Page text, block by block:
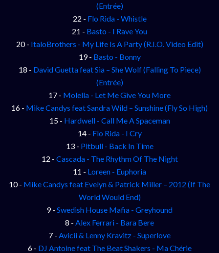
(Entrée)
22 - Flo Rida - Whistle
21 - Basto - I Rave You
20 - ItaloBrothers - My Life Is A Party (R.I.O. Video Edit)
19 - Basto - Bonny
18 - David Guetta feat Sia – She Wolf (Falling To Piece)
(Entrée)
17 - Molella - Let Me Give You More
16 - Mike Candys feat Sandra Wild – Sunshine (Fly So High)
15 - Hardwell - Call Me A Spaceman
14 - Flo Rida - I Cry
13 - Pitbull - Back In Time
12 - Cascada - The Rhythm Of The Night
11 - Loreen - Euphoria
10 - Mike Candys feat Evelyn & Patrick Miller – 2012 (If The
World Would End)
9 - Swedish House Mafia - Greyhound
8 - Alex Ferrari - Bara Bere
7 - Avicii & Lenny Kravitz - Superlove
6 - DJ Antoine feat The Beat Shakers - Ma Chérie